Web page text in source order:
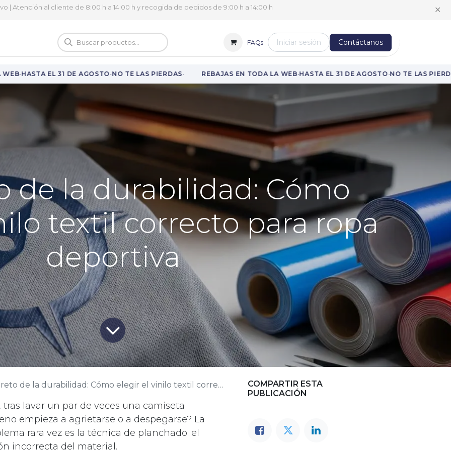
| Atención al cliente de 8:00 h a 14:00 h y recogida de pedidos de 9:00 h a 14:00 h ✕
Vuelta al cole FAQs Iniciar sesión Contáctanos
·HASTA EL 31 DE AGOSTO·NO TE LAS PIERDAS· REBAJAS EN TODA LA WEB·HASTA EL 31 DE AGOSTO·NO TE LAS PIERDAS·
de la durabilidad: Cómo
textil correcto para ropa
deportiva
de la durabilidad: Cómo elegir el vinilo textil correcto para ropa deportiva
lavar un par de veces una camiseta
empieza a agrietarse o a despegarse? La
rara vez es la técnica de planchado; el
incorrecta del material.
COMPARTIR ESTA
PUBLICACIÓN